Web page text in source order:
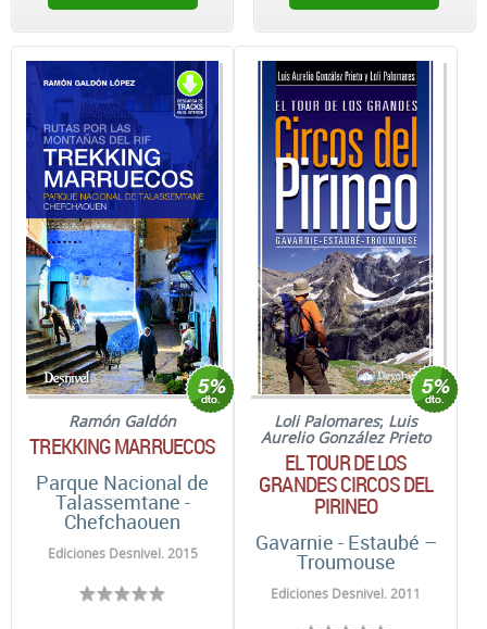
Ramón Galdón
TREKKING MARRUECOS
Parque Nacional de
Talassemtane -
Chefchaouen
Ediciones Desnivel. 2015
Loli Palomares; Luis
Aurelio González Prieto
EL TOUR DE LOS
GRANDES CIRCOS DEL
PIRINEO
Gavarnie - Estaubé –
Troumouse
Ediciones Desnivel. 2011